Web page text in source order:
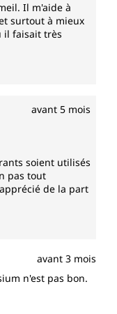
Il m'aide à
surtout à mieux
il faisait très
avant 5 mois
soient utilisés
pas tout
de la part
avant 3 mois
n'est pas bon.